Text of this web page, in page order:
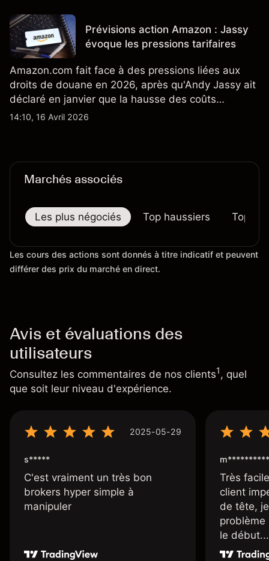
nouveau SUV. Découvrez les objectifs de cours
TSLA d'analystes tiers.Prévisions action Amazon : Jassy
évoque les pressions tarifaires
Amazon.com fait face à des pressions liées aux
droits de douane en 2026, après qu'Andy Jassy ait
déclaré en janvier que la hausse des coûts
d'importation commençait à se répercuter sur
14:10, 16 Avril 2026
Marchés associés
Les plus négociés Top haussiers Top
Les cours des actions sont donnés à titre indicatif et peuvent
différer des prix du marché en direct.
Avis et évaluations des
utilisateurs
Consultez les commentaires de nos clients1, quel
que soit leur niveau d'expérience.
2025-05-29
s*****
C'est vraiment un très bon
brokers hyper simple à
manipuler
m**********
Très
client
de tête,
problème
le début...